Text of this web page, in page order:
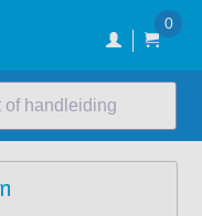
0
of handleiding